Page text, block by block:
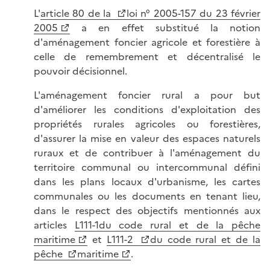
L'article 80 de la
loi n° 2005-157 du 23 février
2005
a en effet substitué la notion
d'aménagement foncier agricole et forestière à
celle de remembrement et décentralisé le
pouvoir décisionnel.
L'aménagement foncier rural a pour but
d'améliorer les conditions d'exploitation des
propriétés rurales agricoles ou forestières,
d'assurer la mise en valeur des espaces naturels
ruraux et de contribuer à l'aménagement du
territoire communal ou intercommunal défini
dans les plans locaux d'urbanisme, les cartes
communales ou les documents en tenant lieu,
dans le respect des objectifs mentionnés aux
articles L111-1du code rural et de la pêche
maritime
et L111-2
du code rural et de la
pêche
maritime
.